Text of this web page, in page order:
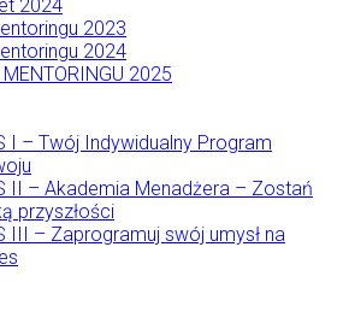
2024
2023
2024
2025
I – Twój Indywidualny Program
II – Akademia Menadżera – Zostań
przyszłości
III – Zaprogramuj swój umysł na